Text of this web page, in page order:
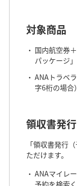
対象商品
国内航空券
パッケージ」
ANAトラベ
字6桁の場合）
領収書発行
「領収書発行
ただけます。
ANAマイレ
予約を検索く